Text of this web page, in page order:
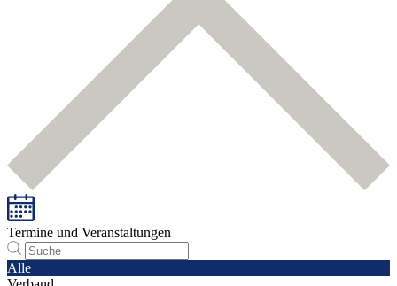
Termine und Veranstaltungen
Alle